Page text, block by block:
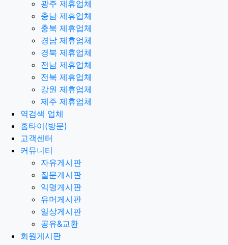
광주 제휴업체
충남 제휴업체
충북 제휴업체
경남 제휴업체
경북 제휴업체
전남 제휴업체
전북 제휴업체
강원 제휴업체
제주 제휴업체
역검색 업체
홈타이(방문)
고객센터
커뮤니티
자유게시판
질문게시판
익명게시판
유머게시판
일상게시판
공유&교환
회원게시판